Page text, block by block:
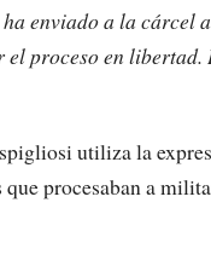
enviado a la cárcel
proceso en
utiliza la
procesaban a